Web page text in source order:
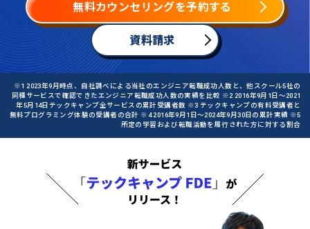
無料カウンセリングを予約する
資料請求
※1 2023年9月時点、自社調べによる当社のエンジニア転職成功人数と、他スクール5社の
同種サービスで確認できたエンジニア転職成功人数の実績を比較 ※2 2016年9月1日〜2021
年5月14日テックキャンプ全サービスの累計受講者数 ※3 テックキャンプの有料受講者と
無料プログラミング体験の受講者の合計 ※4 2016年9月1日〜2024年9月30日の累計実績 ※5
所定の学習および転職活動を履行された方に対する割合